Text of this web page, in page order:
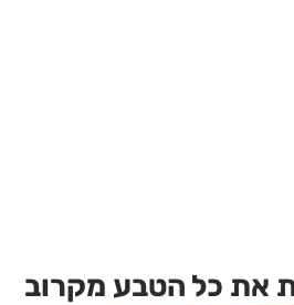
את כל הטבע מקרוב